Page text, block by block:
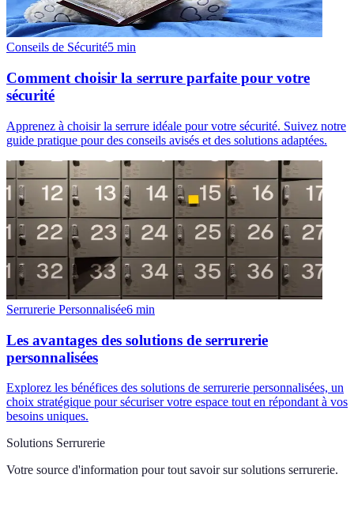
Conseils de Sécurité5 min
Comment choisir la serrure parfaite pour votre
sécurité
Apprenez à choisir la serrure idéale pour votre sécurité. Suivez notre
guide pratique pour des conseils avisés et des solutions adaptées.
Serrurerie Personnalisée6 min
Les avantages des solutions de serrurerie
personnalisées
Explorez les bénéfices des solutions de serrurerie personnalisées, un
choix stratégique pour sécuriser votre espace tout en répondant à vos
besoins uniques.
Solutions Serrurerie
Votre source d'information pour tout savoir sur solutions serrurerie.